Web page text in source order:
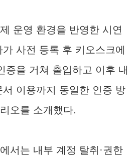
운영 환경을 반영한 시연
사전 등록 후 키오스크에
증을 거쳐 출입하고 이후 내
이용까지 동일한 인증 방
오를 소개했다.
서는 내부 계정 탈취·권한